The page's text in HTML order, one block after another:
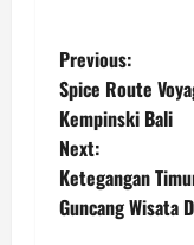
P
o
s
t
Previous:
Spice Route
Kempinski Bali
Next:
Ketegangan
Guncang Wisata